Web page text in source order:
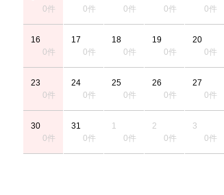
0件
0件
0件
0件
0件
16
0件
17
0件
18
0件
19
0件
20
0件
23
0件
24
0件
25
0件
26
0件
27
0件
30
0件
31
0件
1
0件
2
0件
3
0件